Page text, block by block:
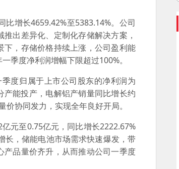
增长4659.42%至5383.14%。公司
出差异化、定制化存储解决方案，
，存储价格持续上涨，公司盈利能
季度净利润增幅下限超过100%。
度归属于上市公司股东的净利润为
能投产，电解铝产销量同比增长约
协同发力，实现全年良好开局。
元至0.75亿元，同比增长2222.67%
长，储能电池市场需求快速爆发，带
品量价齐升，从而推动公司一季度